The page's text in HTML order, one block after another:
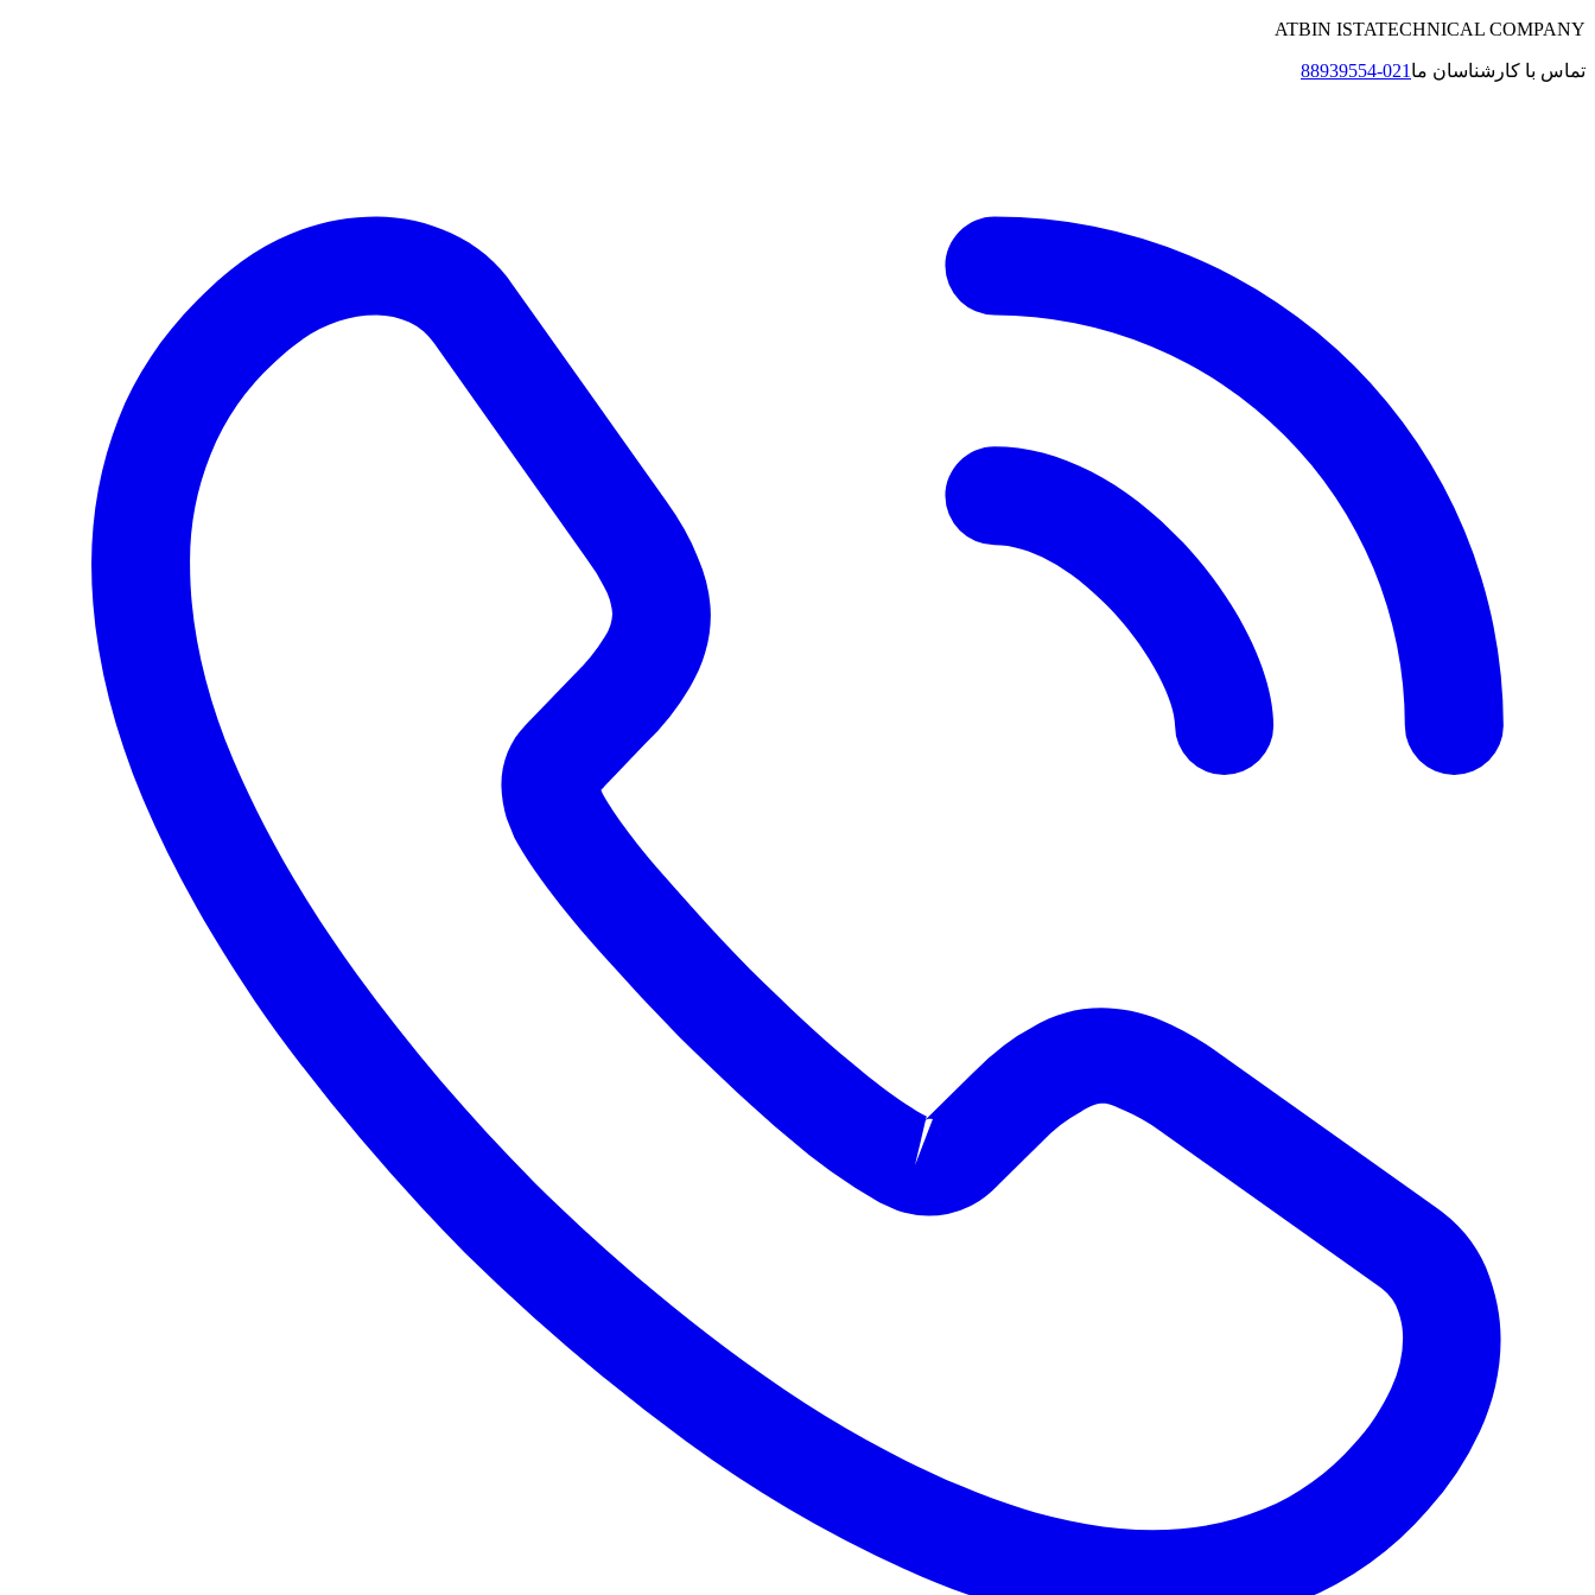
ATBIN ISTATECHNICAL COMPANY
تماس با کارشناسان ما 021-88939554